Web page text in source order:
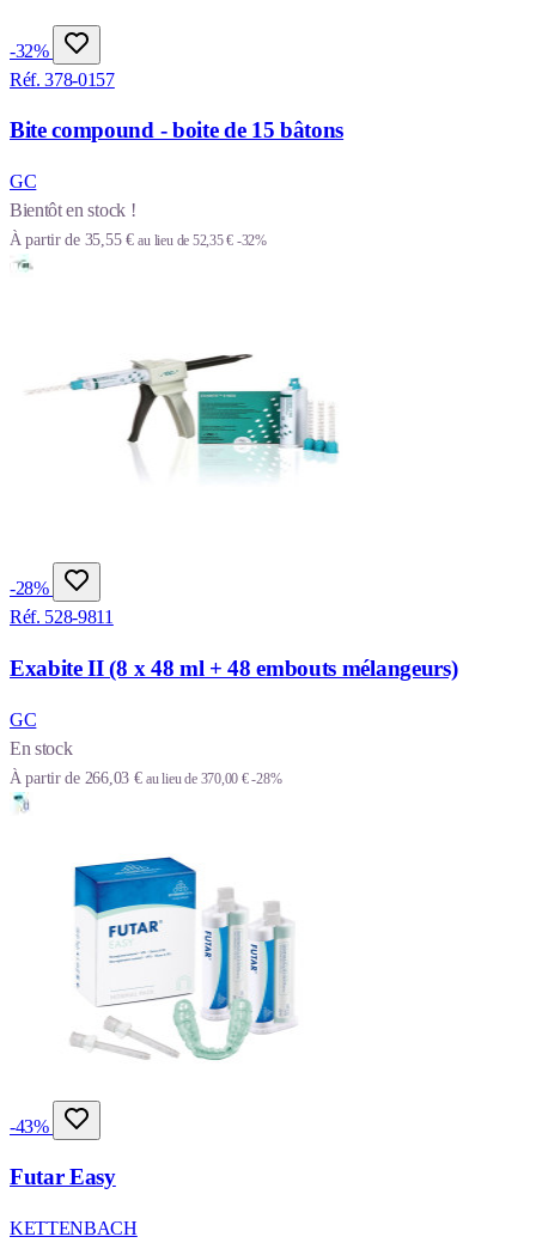
-32%
Réf. 378-0157
Bite compound - boite de 15 bâtons
GC
Bientôt en stock !
À partir de 35,55 € au lieu de 52,35 € -32%
-28%
Réf. 528-9811
Exabite II (8 x 48 ml + 48 embouts mélangeurs)
GC
En stock
À partir de 266,03 € au lieu de 370,00 €-28%
-43%
Futar Easy
KETTENBACH